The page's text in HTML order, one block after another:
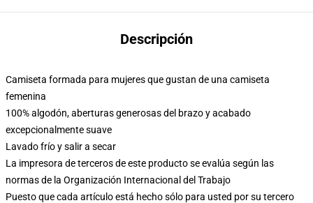
Descripción
Camiseta formada para mujeres que gustan de una camiseta
femenina
100% algodón, aberturas generosas del brazo y acabado
excepcionalmente suave
Lavado frío y salir a secar
La impresora de terceros de este producto se evalúa según las
normas de la Organización Internacional del Trabajo
Puesto que cada artículo está hecho sólo para usted por su tercero